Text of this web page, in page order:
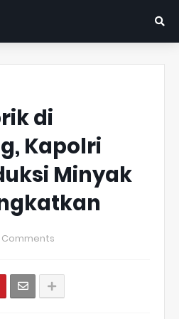
di
Kapolri
Minyak
Comments